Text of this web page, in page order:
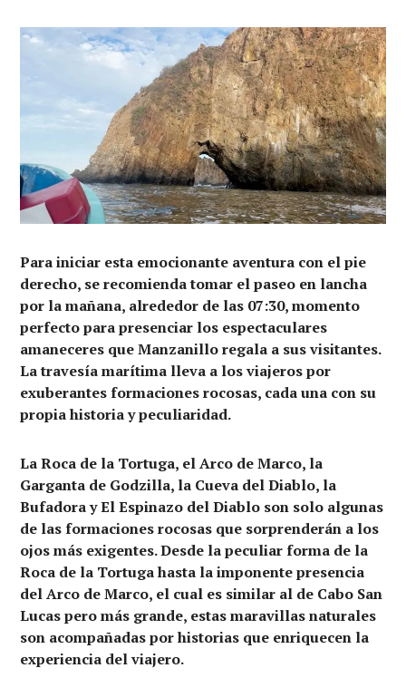
Para iniciar esta emocionante aventura con el pie
derecho, se recomienda tomar el paseo en lancha
por la mañana, alrededor de las 07:30, momento
perfecto para presenciar los espectaculares
amaneceres que Manzanillo regala a sus visitantes.
La travesía marítima lleva a los viajeros por
exuberantes formaciones rocosas, cada una con su
propia historia y peculiaridad.
La Roca de la Tortuga, el Arco de Marco, la
Garganta de Godzilla, la Cueva del Diablo, la
Bufadora y El Espinazo del Diablo son solo algunas
de las formaciones rocosas que sorprenderán a los
ojos más exigentes. Desde la peculiar forma de la
Roca de la Tortuga hasta la imponente presencia
del Arco de Marco, el cual es similar al de Cabo San
Lucas pero más grande, estas maravillas naturales
son acompañadas por historias que enriquecen la
experiencia del viajero.